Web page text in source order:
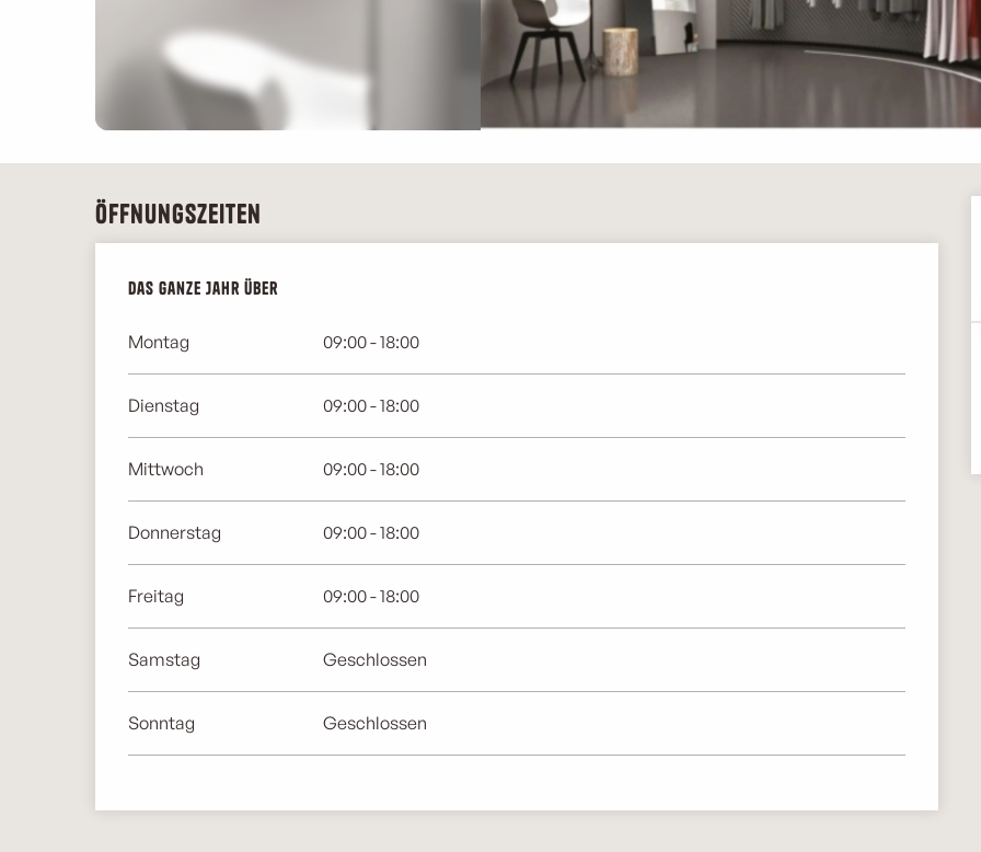
Öffnungszeiten
Das ganze Jahr über
Das ganze Jahr über
Montag 09:00 - 18:00
Dienstag 09:00 - 18:00
Mittwoch 09:00 - 18:00
Donnerstag 09:00 - 18:00
Freitag 09:00 - 18:00
Samstag Geschlossen
Sonntag Geschlossen